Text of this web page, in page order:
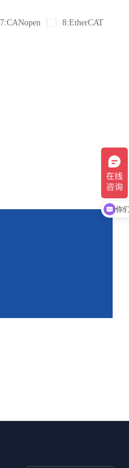
7:CANopen
8:EtherCAT
现